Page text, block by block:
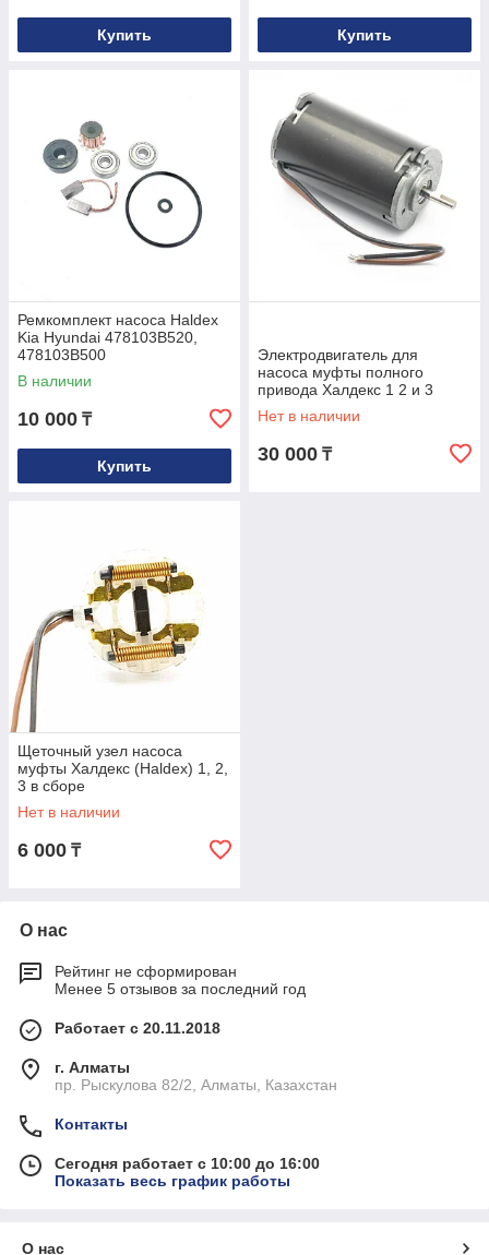
Купить Купить
Ремкомплект насоса Haldex
Kia Hyundai 478103B520,
478103B500
В наличии
10 000 ₸
Купить
Электродвигатель для
насоса муфты полного
привода Халдекс 1 2 и 3
поколений 12В
Нет в наличии
30 000 ₸
Щеточный узел насоса
муфты Халдекс (Haldex) 1, 2,
3 в сборе
Нет в наличии
6 000 ₸
О нас
Рейтинг не сформирован
Менее 5 отзывов за последний год
Работает с 20.11.2018
г. Алматы
пр. Рыскулова 82/2, Алматы, Казахстан
Контакты
Сегодня работает с 10:00 до 16:00
Показать весь график работы
О нас